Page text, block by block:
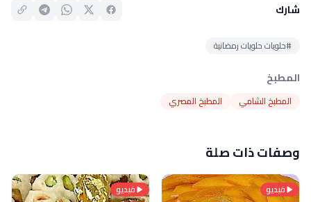
شارك
#حلويات حلويات رمضانية
المطبخ
المطبخ الشامي المطبخ المصري
وصفات ذات صلة
فيديو فيديو